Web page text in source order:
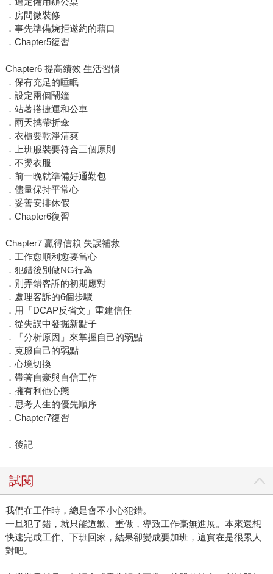
．房間微裝修
．事先準備婉拒邀約的藉口
．Chapter5復習
Chapter6 提高績效 生活習慣
．保有充足的睡眠
．設定兩個鬧鐘
．站著搭捷運和公車
．雨天攜帶折傘
．衣櫃要乾淨清爽
．上班服裝要符合三個原則
．不燙衣服
．前一晚就準備好通勤包
．儘量保持平常心
．妥善安排休假
．Chapter6復習
Chapter7 贏得信賴 失誤補救
．工作愈順利愈要當心
．犯錯後別做NG行為
．別弄錯客訴的初期應對
．處理客訴的6個步驟
．用「DCAP反省文」重建信任
．從失誤中發掘新點子
．「分析原因」來掌握自己的弱點
．克服自己的弱點
．心境切換
．帶著自豪與自信工作
．擁有利他心態
．思考人生的優先順序
．Chapter7復習
．後記
試閱
我們在工作時，總是會不小心犯錯。
一旦犯了錯，就只能道歉、重做，導致工作毫無進展。本來還想
快速完成工作、下班回家，結果卻變成要加班，這實在是很累人
對吧。